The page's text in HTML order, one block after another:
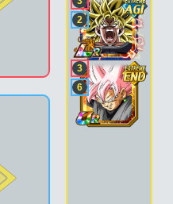
2
3
6